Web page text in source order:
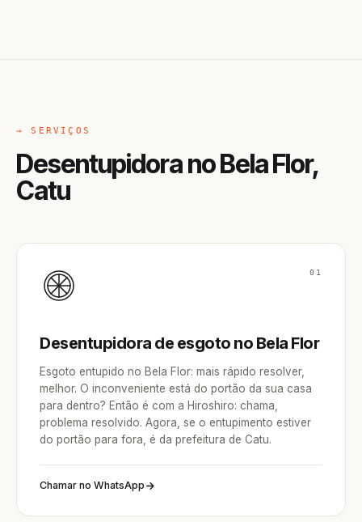
→ SERVIÇOS
Desentupidora no Bela Flor,
Catu
01
Desentupidora de esgoto no Bela Flor
Esgoto entupido no Bela Flor: mais rápido resolver,
melhor. O inconveniente está do portão da sua casa
para dentro? Então é com a Hiroshiro: chama,
problema resolvido. Agora, se o entupimento estiver
do portão para fora, é da prefeitura de Catu.
Chamar no WhatsApp